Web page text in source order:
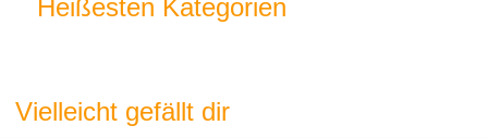
Heißesten Kategorien
Vielleicht gefällt dir